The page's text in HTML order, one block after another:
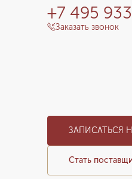
+7 495
Заказать звонок
ЗАПИСАТЬСЯ
Стать